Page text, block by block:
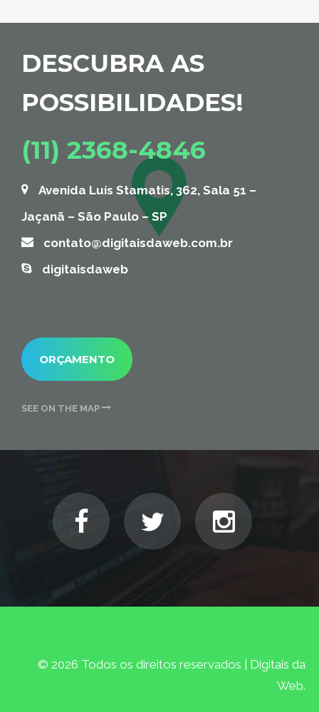
DESCUBRA AS
POSSIBILIDADES!
(11) 2368-4846
Avenida Luís Stamatis, 362, Sala 51 –
Jaçanã – São Paulo – SP
contato@digitaisdaweb.com.br
digitaisdaweb
ORÇAMENTO
SEE ON THE MAP
© 2026 Todos os direitos reservados | Digitais da
Web.